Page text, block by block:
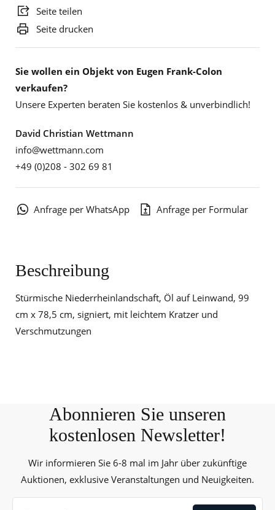
Seite teilen
Seite drucken
Sie wollen ein Objekt von Eugen Frank-Colon
verkaufen?
Unsere Experten beraten Sie kostenlos & unverbindlich!
David Christian Wettmann
info@wettmann.com
+49 (0)208 - 302 69 81
Anfrage per WhatsApp Anfrage per Formular
Beschreibung
Stürmische Niederrheinlandschaft, Öl auf Leinwand, 99
cm x 78,5 cm, signiert, mit leichtem Kratzer und
Verschmutzungen
Abonnieren Sie unseren
kostenlosen Newsletter!
Wir informieren Sie 6-8 mal im Jahr über zukünftige
Auktionen, exklusive Veranstaltungen und Neuigkeiten.